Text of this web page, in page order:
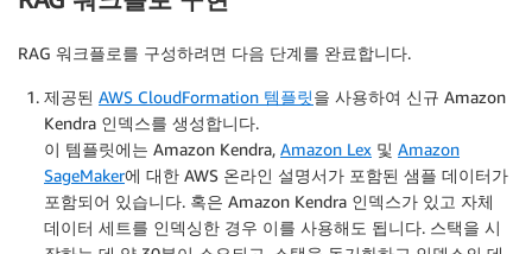
RAG 워크플로를 구성하려면 다음 단계를 완료합니다.
제공된 AWS CloudFormation 템플릿을 사용하여 신규 Amazon
Kendra 인덱스를 생성합니다.
이 템플릿에는 Amazon Kendra, Amazon Lex 및 Amazon
SageMaker에 대한 AWS 온라인 설명서가 포함된 샘플 데이터가
포함되어 있습니다. 혹은 Amazon Kendra 인덱스가 있고 자체
데이터 세트를 인덱싱한 경우 이를 사용해도 됩니다. 스택을 시